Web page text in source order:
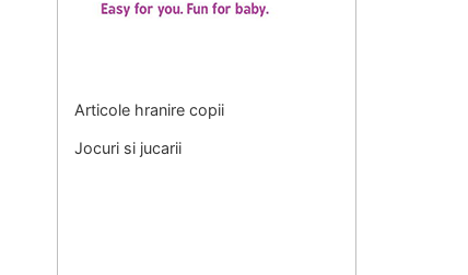
Articole hranire copii
Jocuri si jucarii